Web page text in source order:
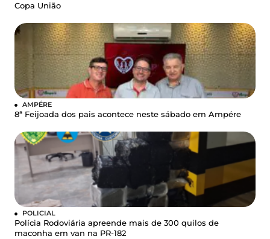
Copa União
AMPÉRE
8ª Feijoada dos pais acontece neste sábado em Ampére
POLICIAL
Polícia Rodoviária apreende mais de 300 quilos de
maconha em van na PR-182